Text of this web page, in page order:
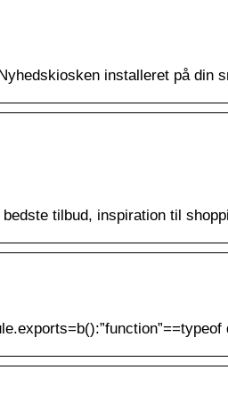
installeret på
tilbud, inspiration til